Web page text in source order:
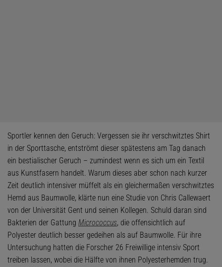
Sportler kennen den Geruch: Vergessen sie ihr verschwitztes Shirt
in der Sporttasche, entströmt dieser spätestens am Tag danach
ein bestialischer Geruch – zumindest wenn es sich um ein Textil
aus Kunstfasern handelt. Warum dieses aber schon nach kurzer
Zeit deutlich intensiver müffelt als ein gleichermaßen verschwitztes
Hemd aus Baumwolle, klärte nun eine Studie von Chris Callewaert
von der Universität Gent und seinen Kollegen. Schuld daran sind
Bakterien der Gattung Micrococcus, die offensichtlich auf
Polyester deutlich besser gedeihen als auf Baumwolle. Für ihre
Untersuchung hatten die Forscher 26 Freiwillige intensiv Sport
treiben lassen, wobei die Hälfte von ihnen Polyesterhemden trug.